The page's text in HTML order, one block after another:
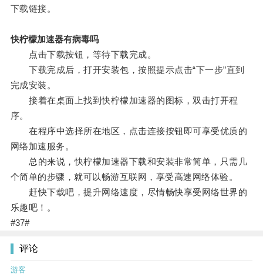
下载链接。
快柠檬加速器有病毒吗
点击下载按钮，等待下载完成。
下载完成后，打开安装包，按照提示点击“下一步”直到
完成安装。
接着在桌面上找到快柠檬加速器的图标，双击打开程
序。
在程序中选择所在地区，点击连接按钮即可享受优质的
网络加速服务。
总的来说，快柠檬加速器下载和安装非常简单，只需几
个简单的步骤，就可以畅游互联网，享受高速网络体验。
赶快下载吧，提升网络速度，尽情畅快享受网络世界的
乐趣吧！。
#37#
评论
游客